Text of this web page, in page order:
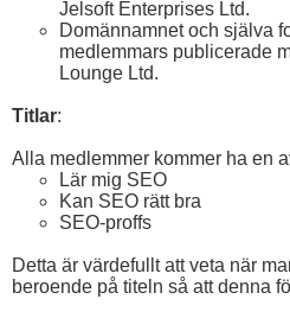
Jelsoft Enterprises Ltd.
Domännamnet och själva
medlemmars publicerade
Lounge Ltd.
Titlar:
Alla medlemmer kommer ha en
Lär mig SEO
Kan SEO rätt bra
SEO-proffs
Detta är värdefullt att veta när
beroende på titeln så att denna